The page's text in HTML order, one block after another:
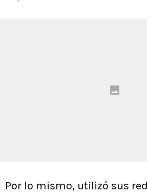
Por lo mismo, utilizó sus